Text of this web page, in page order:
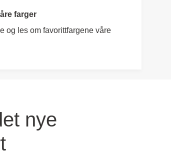
farger
og les om favorittfargene våre
nye